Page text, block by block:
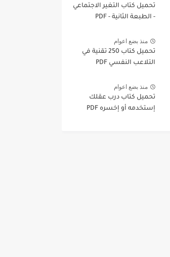
تحميل كتاب التغير الاجتماعي
- الطبعة الثانية - PDF
منذ بضع اعوام
تحميل كتاب 250 تقنية في
التلاعب النفسي PDF
منذ بضع اعوام
تحميل كتاب درب عقلك
إستخدمه أو إخسره PDF